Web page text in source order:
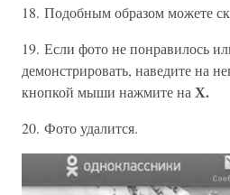
18. Подобным образом можете
19. Если фото не понравилось
демонстрировать, наведите на
кнопкой мыши нажмите наХ.
20. Фото удалится.